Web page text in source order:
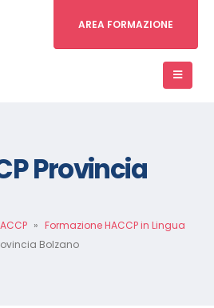
AREA FORMAZIONE
Provincia
» Formazione HACCP in Lingua
Bolzano